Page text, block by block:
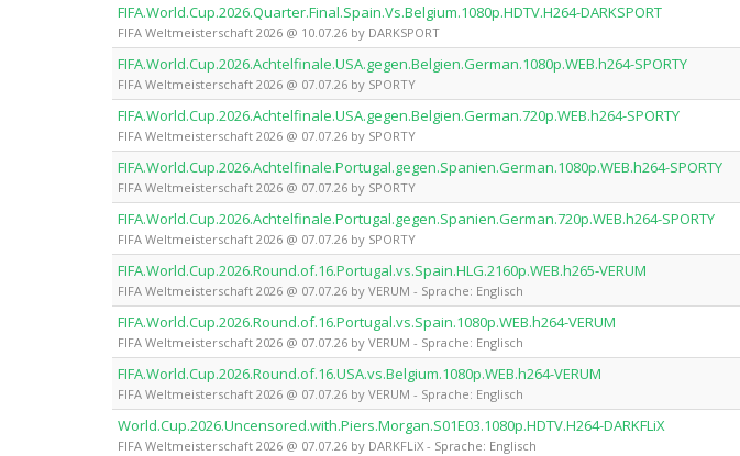
FIFA.World.Cup.2026.Quarter.Final.Spain.Vs.Belgium.1080p.HDTV.H264-DARKSPORT
FIFA Weltmeisterschaft 2026 @ 10.07.26 by DARKSPORT
FIFA.World.Cup.2026.Achtelfinale.USA.gegen.Belgien.German.1080p.WEB.h264-SPORTY
FIFA Weltmeisterschaft 2026 @ 07.07.26 by SPORTY
FIFA.World.Cup.2026.Achtelfinale.USA.gegen.Belgien.German.720p.WEB.h264-SPORTY
FIFA Weltmeisterschaft 2026 @ 07.07.26 by SPORTY
FIFA.World.Cup.2026.Achtelfinale.Portugal.gegen.Spanien.German.1080p.WEB.h264-SPORTY
FIFA Weltmeisterschaft 2026 @ 07.07.26 by SPORTY
FIFA.World.Cup.2026.Achtelfinale.Portugal.gegen.Spanien.German.720p.WEB.h264-SPORTY
FIFA Weltmeisterschaft 2026 @ 07.07.26 by SPORTY
FIFA.World.Cup.2026.Round.of.16.Portugal.vs.Spain.HLG.2160p.WEB.h265-VERUM
FIFA Weltmeisterschaft 2026 @ 07.07.26 by VERUM - Sprache: Englisch
FIFA.World.Cup.2026.Round.of.16.Portugal.vs.Spain.1080p.WEB.h264-VERUM
FIFA Weltmeisterschaft 2026 @ 07.07.26 by VERUM - Sprache: Englisch
FIFA.World.Cup.2026.Round.of.16.USA.vs.Belgium.1080p.WEB.h264-VERUM
FIFA Weltmeisterschaft 2026 @ 07.07.26 by VERUM - Sprache: Englisch
World.Cup.2026.Uncensored.with.Piers.Morgan.S01E03.1080p.HDTV.H264-DARKFLiX
FIFA Weltmeisterschaft 2026 @ 07.07.26 by DARKFLiX - Sprache: Englisch